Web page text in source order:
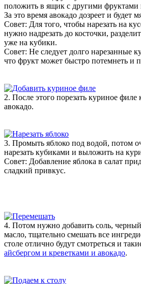
положить в ящик с другими фруктами
За это время авокадо дозреет и будет
Совет: Для того, чтобы нарезать на
нужно надрезать до косточки,
уже на кубики.
Совет: Не следует долго нарезанные
что фрукт может быстро потемнеть и
2. После этого порезать куриное
авокадо.
3. Промыть яблоко под водой, потом
нарезать кубиками и выложить на
Совет: Добавление яблока в салат
сладкий привкус.
4. Потом нужно добавить соль,
масло, тщательно смешать все
столе отлично будут смотреться и
айсбергом и креветками и авокадо.